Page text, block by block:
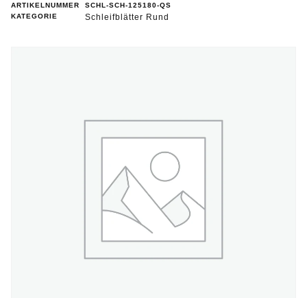
ARTIKELNUMMER
SCHL-SCH-125180-QS
KATEGORIE
Schleifblätter Rund